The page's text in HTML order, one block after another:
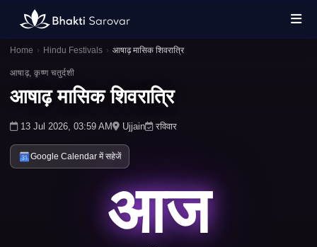
Home › Hindu Festivals › आषाढ़ मासिक शिवरात्रि
आषाढ़, कृष्ण चतुर्दशी
आषाढ़ मासिक शिवरात्रि
13 Jul 2026, 03:59 AM Ujjain रविवार
Google Calendar में सहेजें
आज